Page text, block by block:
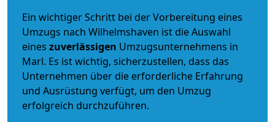
Ein wichtiger Schritt bei der Vorbereitung eines
Umzugs nach Wilhelmshaven ist die Auswahl
eines zuverlässigen Umzugsunternehmens in
Marl. Es ist wichtig, sicherzustellen, dass das
Unternehmen über die erforderliche Erfahrung
und Ausrüstung verfügt, um den Umzug
erfolgreich durchzuführen.